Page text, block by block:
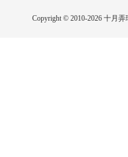
Copyright © 2010-2026 十月